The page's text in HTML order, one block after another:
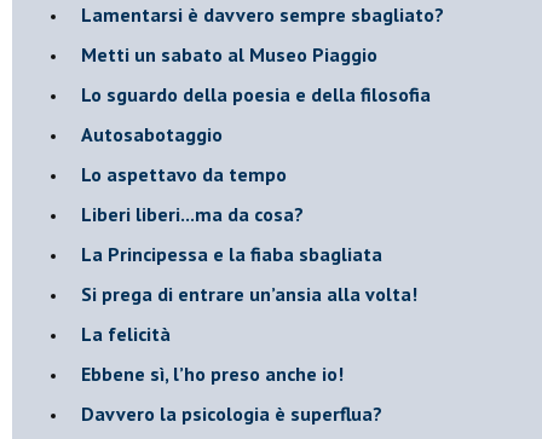
​Lamentarsi è davvero sempre sbagliato?
​Metti un sabato al Museo Piaggio
​Lo sguardo della poesia e della filosofia
Autosabotaggio
​Lo aspettavo da tempo
​Liberi liberi...ma da cosa?
​La Principessa e la fiaba sbagliata
Si prega di entrare un’ansia alla volta!
​La felicità
​Ebbene sì, l’ho preso anche io!
​Davvero la psicologia è superflua?